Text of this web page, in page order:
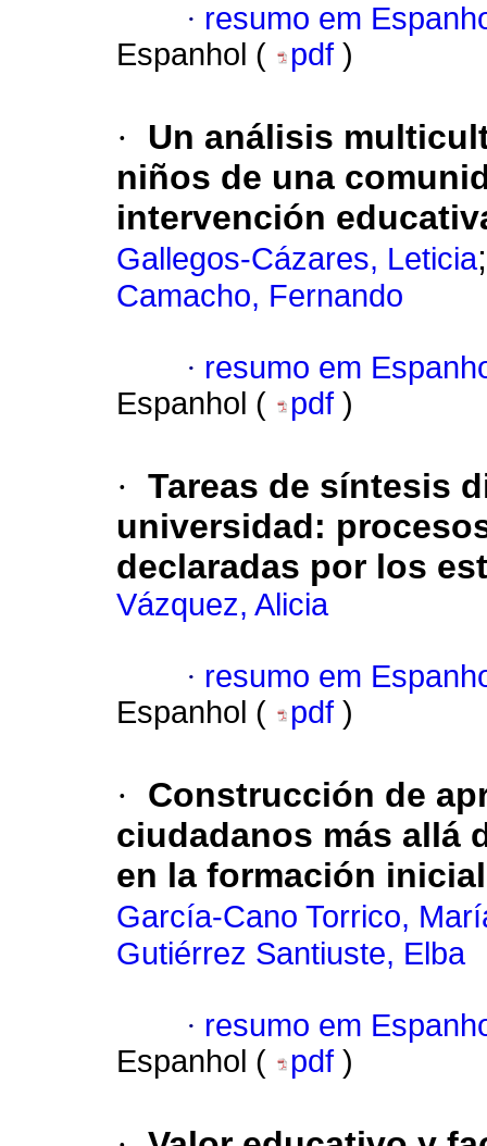
· resumo em
Espanhol (
pdf )
·
Un análisis
niños de una
intervención
Gallegos-Cázares, Leticia
Camacho, Fernando
· resumo em
Espanhol (
pdf )
· Tareas de síntesis
universidad:
declaradas por los
Vázquez, Alicia
· resumo em
Espanhol (
pdf )
·
Construcción de
ciudadanos más allá
en la formación
García-Cano Torrico,
Gutiérrez Santiuste, Elba
· resumo em
Espanhol (
pdf )